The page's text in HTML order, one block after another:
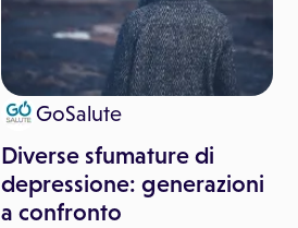
GoSalute
Diverse sfumature di
depressione: generazioni
a confronto